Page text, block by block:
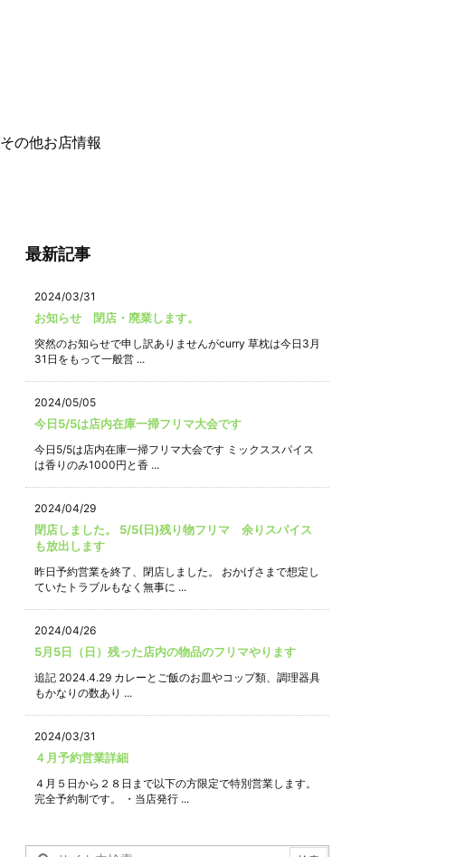
その他お店情報
最新記事
2024/03/31
お知らせ 閉店・廃業します。
突然のお知らせで申し訳ありませんがcurry 草枕は今日3月
31日をもって一般営 ...
2024/05/05
今日5/5は店内在庫一掃フリマ大会です
今日5/5は店内在庫一掃フリマ大会です ミックススパイス
は香りのみ1000円と香 ...
2024/04/29
閉店しました。 5/5(日)残り物フリマ 余りスパイス
も放出します
昨日予約営業を終了、閉店しました。 おかげさまで想定し
ていたトラブルもなく無事に ...
2024/04/26
5月5日（日）残った店内の物品のフリマやります
追記 2024.4.29 カレーとご飯のお皿やコップ類、調理器具
もかなりの数あり ...
2024/03/31
４月予約営業詳細
４月５日から２８日まで以下の方限定で特別営業します。
完全予約制です。 ・当店発行 ...